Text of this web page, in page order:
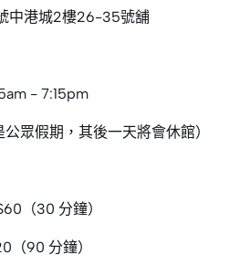
中港城2樓26-35號舖
- 7:15pm
眾假期，其後一天將會休館）
（30 分鐘）
（90 分鐘）